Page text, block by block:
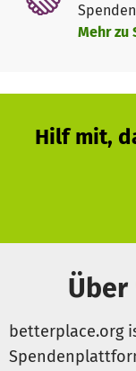
Für diesen Weg
Zuhause.
Mehr zu
Hilf mit,
Über
betterplace.org